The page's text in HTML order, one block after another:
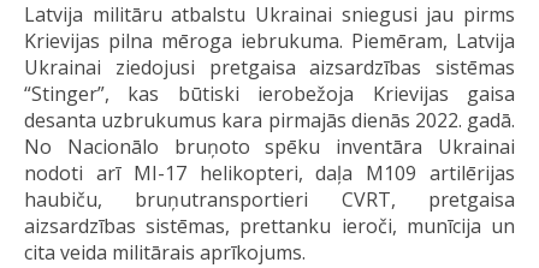
Latvija militāru atbalstu Ukrainai sniegusi jau pirms
Krievijas pilna mēroga iebrukuma. Piemēram, Latvija
Ukrainai ziedojusi pretgaisa aizsardzības sistēmas
“Stinger”, kas būtiski ierobežoja Krievijas gaisa
desanta uzbrukumus kara pirmajās dienās 2022. gadā.
No Nacionālo bruņoto spēku inventāra Ukrainai
nodoti arī MI-17 helikopteri, daļa M109 artilērijas
haubiču, bruņutransportieri CVRT, pretgaisa
aizsardzības sistēmas, prettanku ieroči, munīcija un
cita veida militārais aprīkojums.